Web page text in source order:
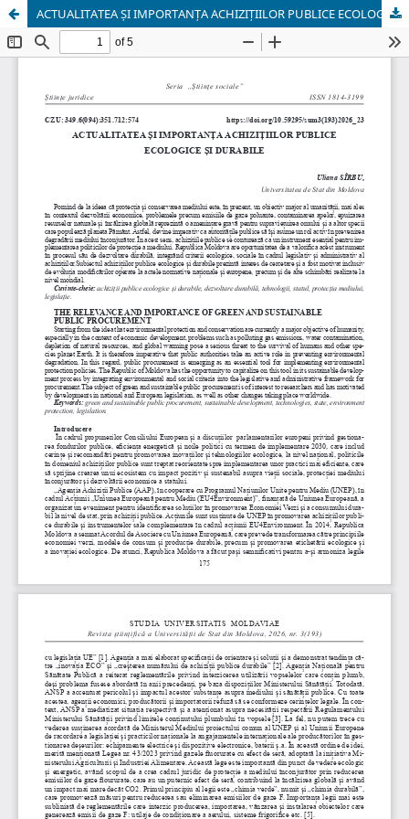
ACTUALITATEA ȘI IMPORTANȚA ACHIZIȚIILOR PUBLICE ECOLOGICE ȘI DURABILE